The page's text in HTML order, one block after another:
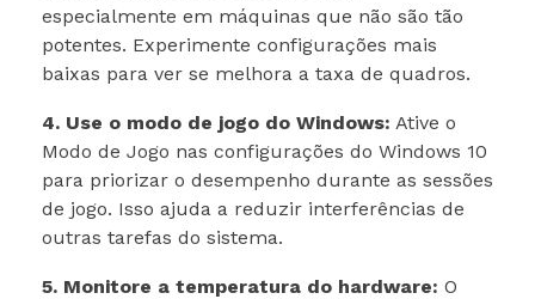
especialmente em máquinas que não são tão
potentes. Experimente configurações mais
baixas para ver se melhora a taxa de quadros.
4. Use o modo de jogo do Windows: Ative o
Modo de Jogo nas configurações do Windows 10
para priorizar o desempenho durante as sessões
de jogo. Isso ajuda a reduzir interferências de
outras tarefas do sistema.
5. Monitore a temperatura do hardware: O